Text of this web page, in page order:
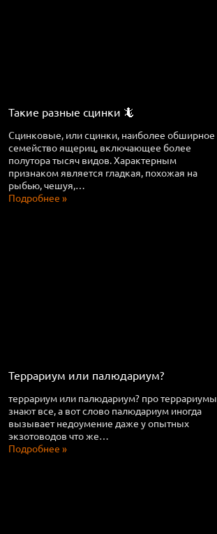
Такие разные сцинки 🦎
Сцинковые, или сцинки, наиболее обширное
семейство ящериц, включающее более
полутора тысяч видов. Характерным
признаком является гладкая, похожая на
рыбью, чешуя,…
Подробнее »
Террариум или палюдариум?
террариум или палюдариум? про террариумы
знают все, а вот слово палюдариум иногда
вызывает недоумение даже у опытных
экзотоводов что же…
Подробнее »